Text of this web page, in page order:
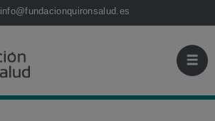
info@fundacionquironsalud.es